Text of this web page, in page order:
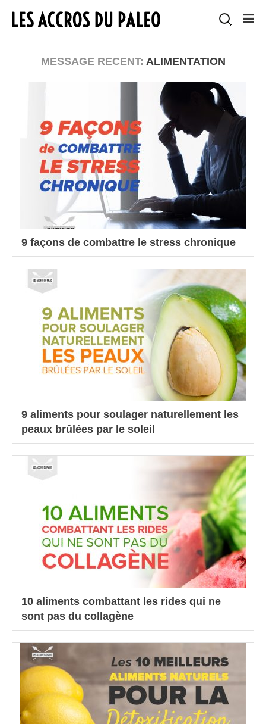
MESSAGE RECENT: ALIMENTATION
9 façons de combattre le stress chronique
9 aliments pour soulager naturellement les
peaux brûlées par le soleil
10 aliments combattant les rides qui ne
sont pas du collagène